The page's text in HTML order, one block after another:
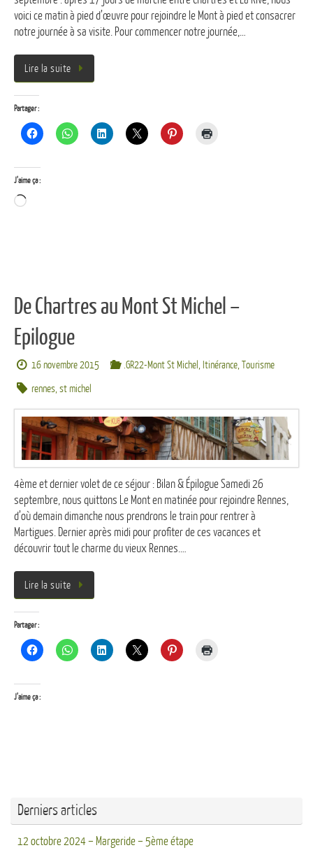
voici ce matin à pied d’œuvre pour rejoindre le Mont à pied et consacrer
notre journée à sa visite. Pour commencer notre journée,…
Lire la suite
Partager :
J’aime ça :
Chargement…
De Chartres au Mont St Michel –
Epilogue
16 novembre 2015 .GR22-Mont St Michel , Itinérance, Tourisme
rennes,st michel
4ème et dernier volet de ce séjour : Bilan & Épilogue Samedi 26
septembre, nous quittons Le Mont en matinée pour rejoindre Rennes,
d’où demain dimanche nous prendrons le train pour rentrer à
Martigues. Dernier après midi pour profiter de ces vacances et
découvrir tout le charme du vieux Rennes.…
Lire la suite
Partager :
J’aime ça :
Derniers articles
12 octobre 2024 – Margeride – 5ème étape